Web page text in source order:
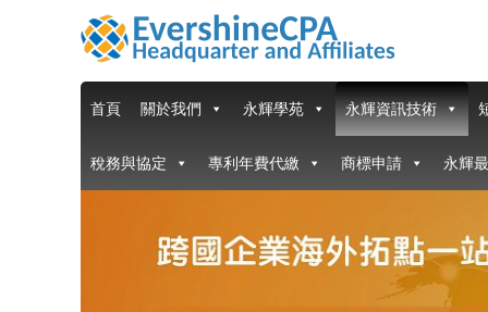
首頁 關於我們 永輝學苑 永輝資訊技術
稅務與協定 專利年費代繳 商標申請 永輝